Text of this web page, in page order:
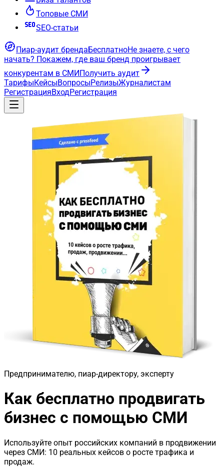
Топовые СМИ
SEO-статьи
Пиар-аудит брендаБесплатноНе знаете, с чего
начать? Покажем, где ваш бренд проигрывает
конкурентам в СМИПолучить аудит
ТарифыКейсыВопросыРелизыЖурналистам
РегистрацияВходРегистрация
Предпринимателю, пиар-директору, эксперту
Как бесплатно продвигать
бизнес с помощью СМИ
Используйте опыт российских компаний в продвижении
через СМИ: 10 реальных кейсов о росте трафика и
продаж.